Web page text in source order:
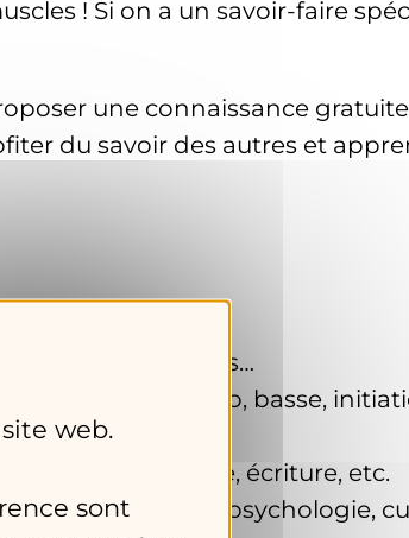
! Si on a un savoir-faire
une connaissance
du savoir des autres et
sciences naturelles…
de violon, saxo, basse,
sculpture, gravure, écriture, etc.
: histoire de l’art, psychologie,
web.
sont